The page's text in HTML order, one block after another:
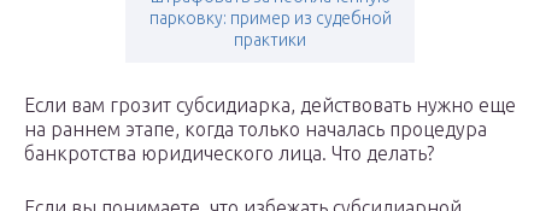
парковку: пример из судебной
практики
Если вам грозит субсидиарка, действовать нужно еще
на раннем этапе, когда только началась процедура
банкротства юридического лица. Что делать?